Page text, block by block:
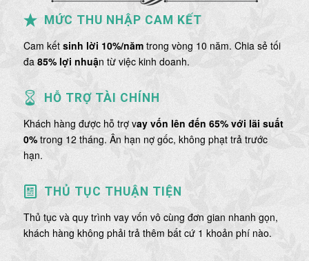
MỨC THU NHẬP CAM KẾT
Cam kết sinh lời 10%/nămtrong vòng 10 năm. Chia sẻ tối
đa85% lợi nhuận từ việc kinh doanh.
HỖ TRỢ TÀI CHÍNH
Khách hàng được hỗ trợ vay vốn lên đến 65% với lãi suất
0%trong 12 tháng. Ân hạn nợ gốc, không phạt trả trước
hạn.
THỦ TỤC THUẬN TIỆN
Thủ tục và quy trình vay vốn vô cùng đơn gian nhanh gọn,
khách hàng không phải trả thêm bất cứ 1 khoản phí nào.